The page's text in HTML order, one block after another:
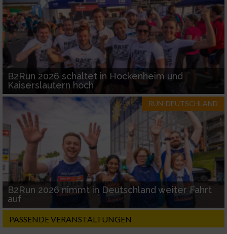
B2Run 2026 schaltet in Hockenheim und
Kaiserslautern hoch
RUN-DEUTSCHLAND
B2Run 2026 nimmt in Deutschland weiter Fahrt
auf
PASSENDE VERANSTALTUNGEN